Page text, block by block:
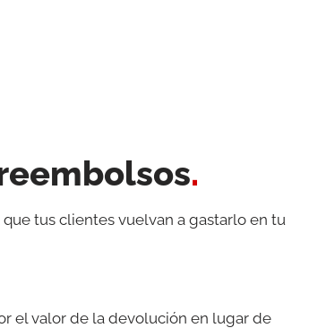
.
tus clientes vuelvan a gastarlo en tu
el valor de la devolución en lugar de